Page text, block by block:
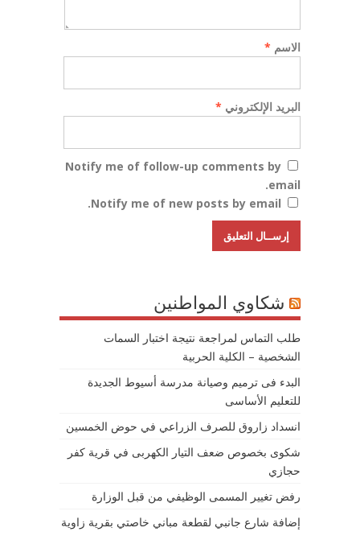
الاسم *
البريد الإلكتروني *
Notify me of follow-up comments by
email.
Notify me of new posts by email.
شكاوي المواطنين
طلب التماس لمراجعة نتيجة اختبار السمات
الشخصية – الكلية الحربية
البدء فى ترميم وصيانة مدرسة أسيوط الجديدة
للتعليم الأساسى
انسداد زاروق للصرف الزراعي في حوض الخمسين
شكوى بخصوص ضعف التيار الكهربى في قرية كفر
حجازي
رفض تغيير المسمى الوظيفي من قبل الوزارة
إضافة شارع جانبي لقطعة مباني خاصتي بقرية زاوية